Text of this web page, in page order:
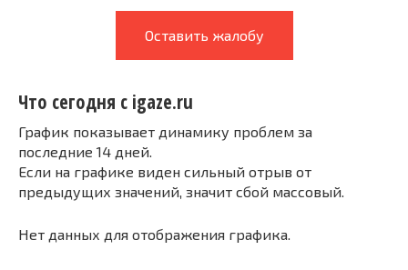
Оставить жалобу
Что сегодня с igaze.ru
График показывает динамику проблем за
последние 14 дней.
Если на графике виден сильный отрыв от
предыдущих значений, значит сбой массовый.
Нет данных для отображения графика.